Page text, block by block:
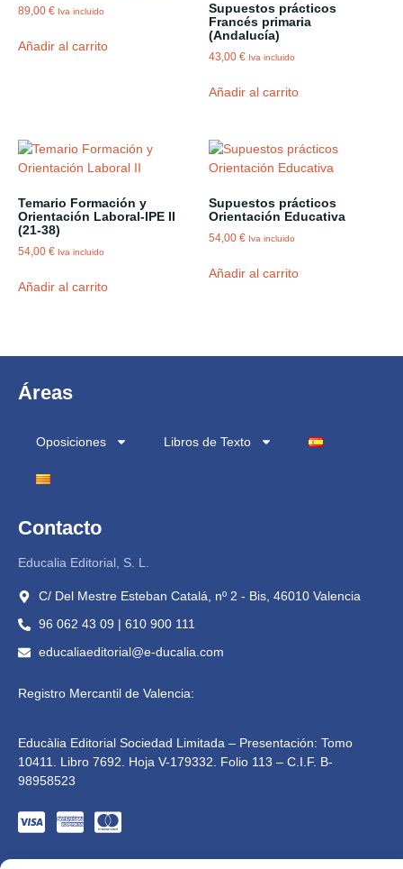
89,00 € Iva incluido
Añadir al carrito
Supuestos prácticos
Francés primaria
(Andalucía)
43,00€ Iva incluido
Añadir al carrito
Temario Formación y
Orientación Laboral-IPE II
(21-38)
54,00 € Iva incluido
Añadir al carrito
Supuestos prácticos
Orientación Educativa
54,00€ Iva incluido
Añadir al carrito
Áreas
Oposiciones Libros de Texto
Contacto
Educalia Editorial, S. L.
C/ Del Mestre Esteban Catalá, nº 2 - Bis, 46010 Valencia
96 062 43 09 | 610 900 111
educaliaeditorial@e-ducalia.com
Registro Mercantil de Valencia:
Educàlia Editorial Sociedad Limitada – Presentación: Tomo
10411. Libro 7692. Hoja V-179332. Folio 113 – C.I.F. B-
98958523